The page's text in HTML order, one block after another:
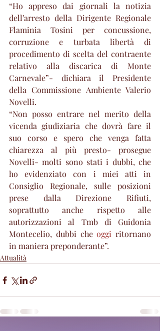
“Ho appreso dai giornali la notizia
dell’arresto della Dirigente Regionale
Flaminia Tosini per concussione,
corruzione e turbata libertà di
procedimento di scelta del contraente
relativo alla discarica di Monte
Carnevale”- dichiara il Presidente
della Commissione Ambiente Valerio
Novelli.
“Non posso entrare nel merito della
vicenda giudiziaria che dovrà fare il
suo corso e spero che venga fatta
chiarezza al più presto- prosegue
Novelli- molti sono stati i dubbi, che
ho evidenziato con i miei atti in
Consiglio Regionale, sulle posizioni
prese dalla Direzione Rifiuti,
soprattutto anche rispetto alle
autorizzazioni al Tmb di Guidonia
Montecelio, dubbi che oggi ritornano
in maniera preponderante”.
Attualità